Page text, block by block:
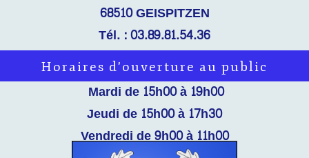
68510 GEISPITZEN
Tél. : 03.89.81.54.36
Email :mairie@geispitzen.fr
Horaires d'ouverture au public
Mardi de 15h00 à 19h00
Jeudi de 15h00 à 17h30
Vendredi de 9h00 à 11h00